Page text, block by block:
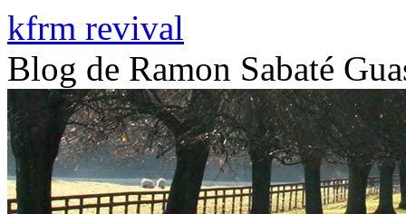
Vés
al
contingut
kfrm revival
Blog de Ramon Sabaté